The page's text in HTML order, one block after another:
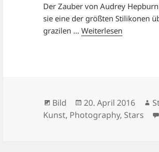
Der Zauber von Audrey
sie eine der größten Stilikonen
grazilen …Weiterlesen
Format
Bild
Veröffentlicht
am
20. April 2016
Kunst, Photography, Stars